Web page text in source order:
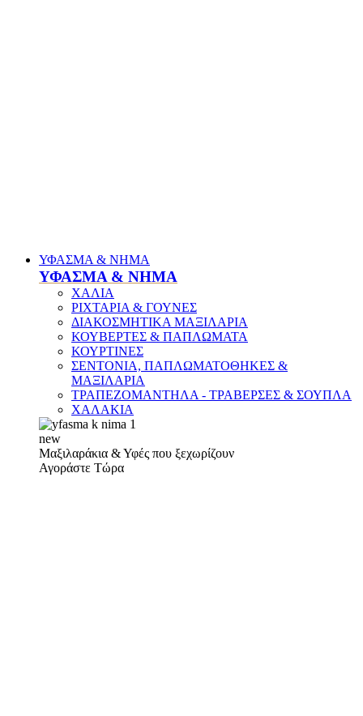
ΥΦΑΣΜΑ & ΝΗΜΑ
ΥΦΑΣΜΑ & ΝΗΜΑ
ΧΑΛΙΑ
ΡΙΧΤΑΡΙΑ & ΓΟΥΝΕΣ
ΔΙΑΚΟΣΜΗΤΙΚΑ ΜΑΞΙΛΑΡΙΑ
ΚΟΥΒΕΡΤΕΣ & ΠΑΠΛΩΜΑΤΑ
ΚΟΥΡΤΙΝΕΣ
ΣΕΝΤΟΝΙΑ, ΠΑΠΛΩΜΑΤΟΘΗΚΕΣ &
ΜΑΞΙΛΑΡΙΑ
ΤΡΑΠΕΖΟΜΑΝΤΗΛΑ - ΤΡΑΒΕΡΣΕΣ & ΣΟΥΠΛΑ
ΧΑΛΑΚΙΑ
new
Μαξιλαράκια & Υφές που ξεχωρίζουν
Αγοράστε Τώρα